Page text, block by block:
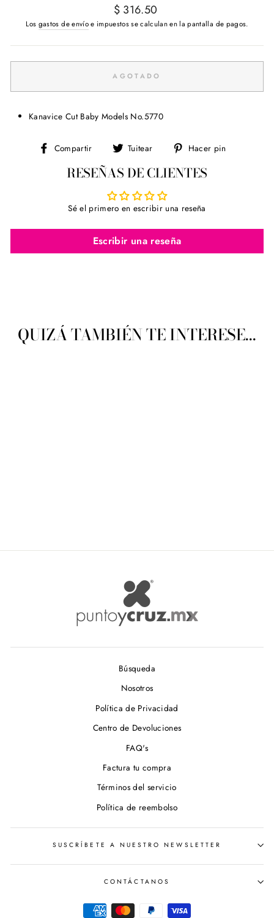
Precio
habitual
$ 316.50
Los gastos de envíoe impuestos se calculan en la pantalla de pagos.
AGOTADO
Kanavice Cut Baby Models No.5770
Compartir
Compartir
Facebook
Tuitear
Tuitear
Twitter
Hacer pin
RESEÑAS DE CLIENTES
Sé el primero en escribir una reseña
Escribir una reseña
QUIZÁ TAMBIÉN TE INTERESE...
Búsqueda
Nosotros
Política de Privacidad
Centro de Devoluciones
FAQ's
Factura tu compra
Términos del servicio
Política de reembolso
SUSCRÍBETE A NUESTRO NEWSLETTER
CONTÁCTANOS